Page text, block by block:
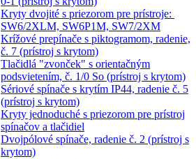
Kryty dvojité s priezorom pre prístroje:
SW6/2XLM, SW6P1M, SW7/2XM
Krížové prepínače s piktogramom, radenie,
č. 7 (prístroj s krytom)
Tlačidlá "zvonček" s orientačným
podsvietením, č. 1/0 So (prístroj s krytom)
Sériové spínače s krytím IP44, radenie č. 5
(prístroj s krytom)
Kryty jednoduché s priezorom pre prístroj
spínačov a tlačidiel
Dvojpólové spínače, radenie č. 2 (prístroj s
krytom)